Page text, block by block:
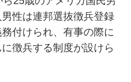
性は連邦選抜徴兵登録
付けられ、有事の際に
徴兵する制度が設けら